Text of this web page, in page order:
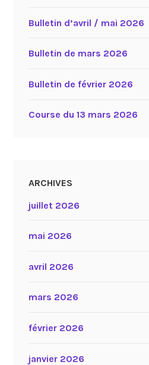
Bulletin d’avril / mai 2026
Bulletin de mars 2026
Bulletin de février 2026
Course du 13 mars 2026
ARCHIVES
juillet 2026
mai 2026
avril 2026
mars 2026
février 2026
janvier 2026